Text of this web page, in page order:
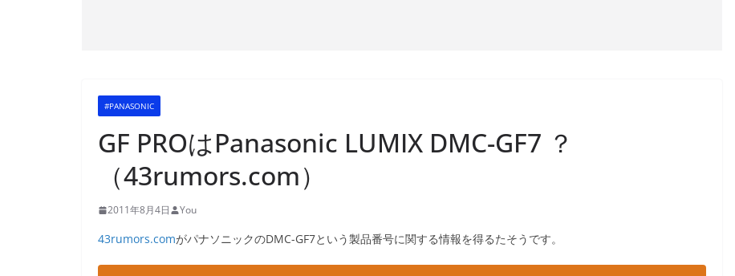
#PANASONIC
GF PROはPanasonic LUMIX DMC-GF7 ？
（43rumors.com）
2011年8月4日 You
43rumors.comがパナソニックのDMC-GF7という製品番号に関する情報を得るたそうです。